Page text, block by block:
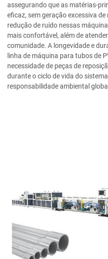
assegurando que as matérias-
eficaz, sem geração excessiva
redução de ruído nessas
mais confortável, além de
comunidade. A longevidade e
linha de máquina para tubos de
necessidade de peças de
durante o ciclo de vida do
responsabilidade ambiental